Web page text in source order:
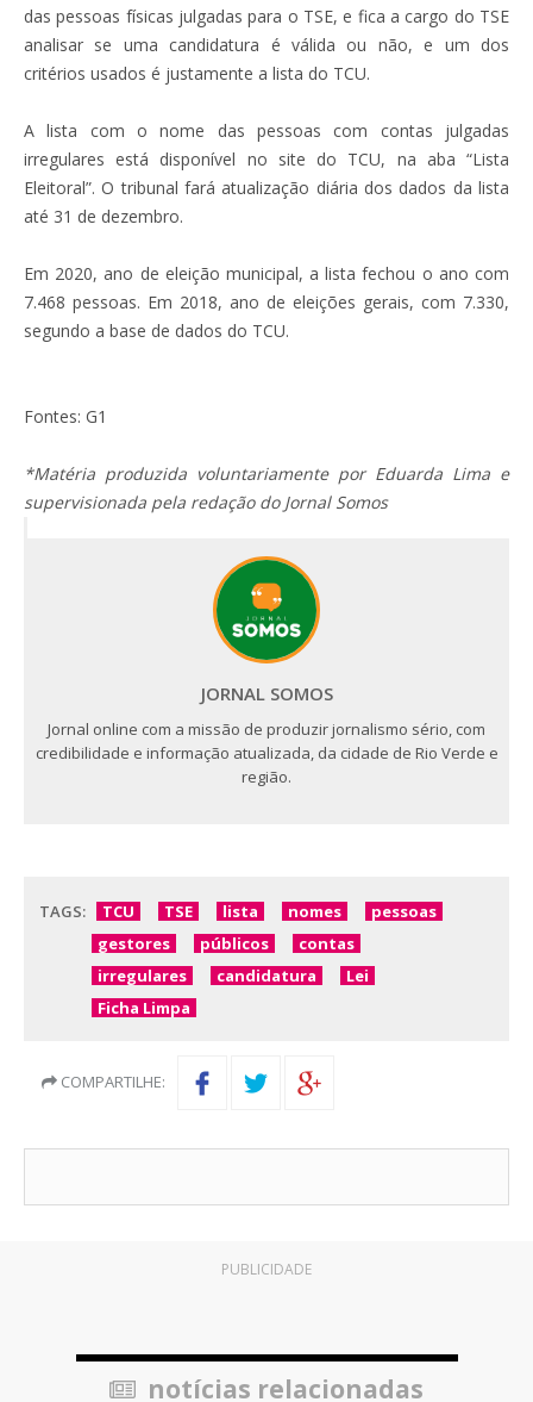
das pessoas físicas julgadas para o TSE, e fica a cargo do TSE
analisar se uma candidatura é válida ou não, e um dos
critérios usados é justamente a lista do TCU.
A lista com o nome das pessoas com contas julgadas
irregulares está disponível no site do TCU, na aba “Lista
Eleitoral”. O tribunal fará atualização diária dos dados da lista
até 31 de dezembro.
Em 2020, ano de eleição municipal, a lista fechou o ano com
7.468 pessoas. Em 2018, ano de eleições gerais, com 7.330,
segundo a base de dados do TCU.
Fontes: G1
*Matéria produzida voluntariamente por Eduarda Lima e
supervisionada pela redação do Jornal Somos
JORNAL SOMOS
Jornal online com a missão de produzir jornalismo sério, com
credibilidade e informação atualizada, da cidade de Rio Verde e
região.
TAGS: TCU TSE lista nomes
pessoas
gestores
públicos
contas
irregulares
candidatura
Lei
Ficha Limpa
COMPARTILHE:
PUBLICIDADE
notícias relacionadas